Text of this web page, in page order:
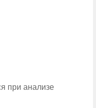
при анализе